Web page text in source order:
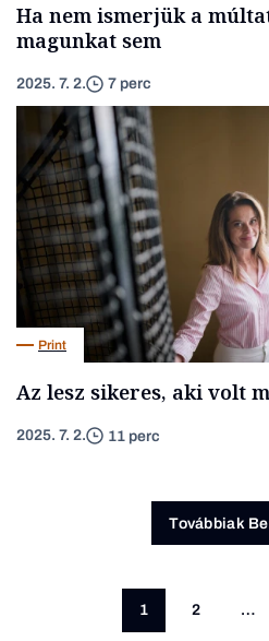
Ha nem ismerjük a
magunkat sem
2025. 7. 2. 7 perc
Print
Az lesz sikeres, aki volt
2025. 7. 2. 11 perc
Továbbiak
1 2 …